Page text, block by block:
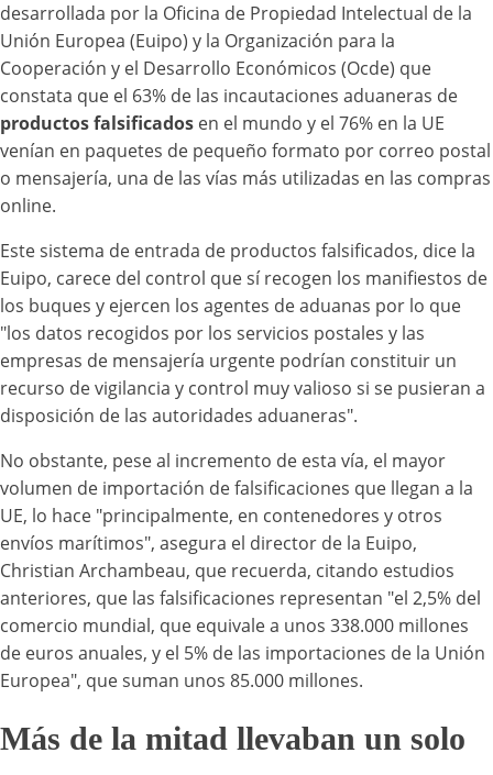
desarrollada por la Oficina de Propiedad Intelectual de la
Unión Europea (Euipo) y la Organización para la
Cooperación y el Desarrollo Económicos (Ocde) que
constata que el 63% de las incautaciones aduaneras de
productos falsificados en el mundo y el 76% en la UE
venían en paquetes de pequeño formato por correo postal
o mensajería, una de las vías más utilizadas en las compras
online.
Este sistema de entrada de productos falsificados, dice la
Euipo, carece del control que sí recogen los manifiestos de
los buques y ejercen los agentes de aduanas por lo que
"los datos recogidos por los servicios postales y las
empresas de mensajería urgente podrían constituir un
recurso de vigilancia y control muy valioso si se pusieran a
disposición de las autoridades aduaneras".
No obstante, pese al incremento de esta vía, el mayor
volumen de importación de falsificaciones que llegan a la
UE, lo hace "principalmente, en contenedores y otros
envíos marítimos", asegura el director de la Euipo,
Christian Archambeau, que recuerda, citando estudios
anteriores, que las falsificaciones representan "el 2,5% del
comercio mundial, que equivale a unos 338.000 millones
de euros anuales, y el 5% de las importaciones de la Unión
Europea", que suman unos 85.000 millones.
Más de la mitad llevaban un solo